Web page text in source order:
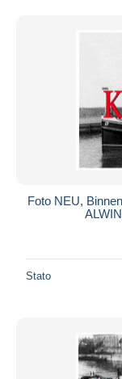
Foto NEU,
Stato